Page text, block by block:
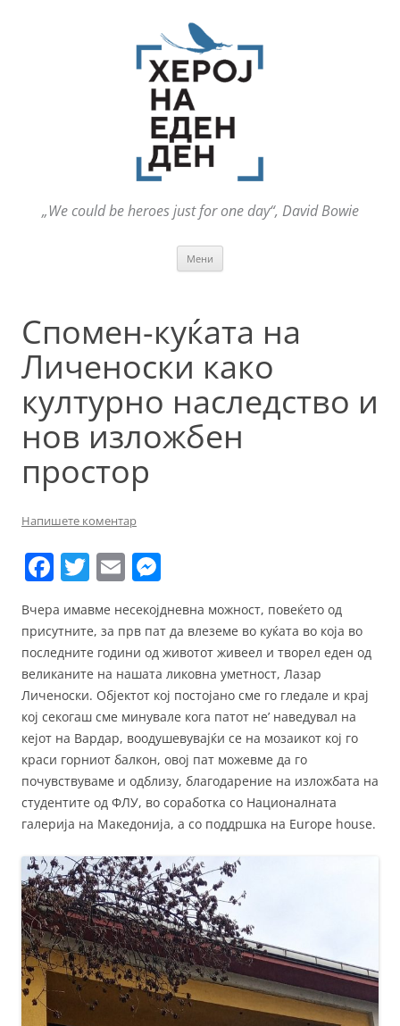
„We could be heroes just for one day“, David Bowie
Мени
Спомен-куќата на
Личеноски како
културно наследство и
нов изложбен
простор
Напишете коментар
F
c
e
b
o
o
k
T
itt
er
E
ai
l
ss
e
n
g
er
Вчера имавме несекојдневна можност, повеќето од
присутните, за прв пат да влеземе во куќата во која во
последните години од животот живеел и творел еден од
великаните на нашата ликовна уметност, Лазар
Личеноски. Објектот кој постојано сме го гледале и крај
кој секогаш сме минувале кога патот не’ наведувал на
кејот на Вардар, воодушевувајќи се на мозаикот кој го
краси горниот балкон, овој пат можевме да го
почувствуваме и одблизу, благодарение на изложбата на
студентите од ФЛУ, во соработка со Националната
галерија на Македонија, а со поддршка на Europe house.